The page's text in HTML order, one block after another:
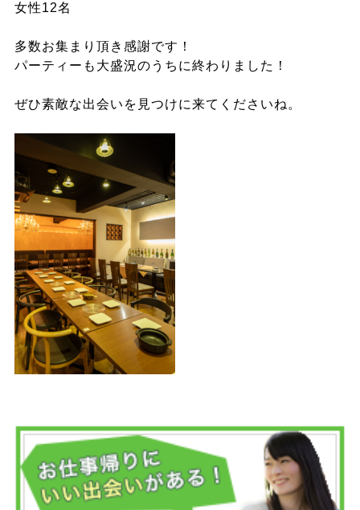
女性12名
多数お集まり頂き感謝です！
パーティーも大盛況のうちに終わりました！
ぜひ素敵な出会いを見つけに来てくださいね。